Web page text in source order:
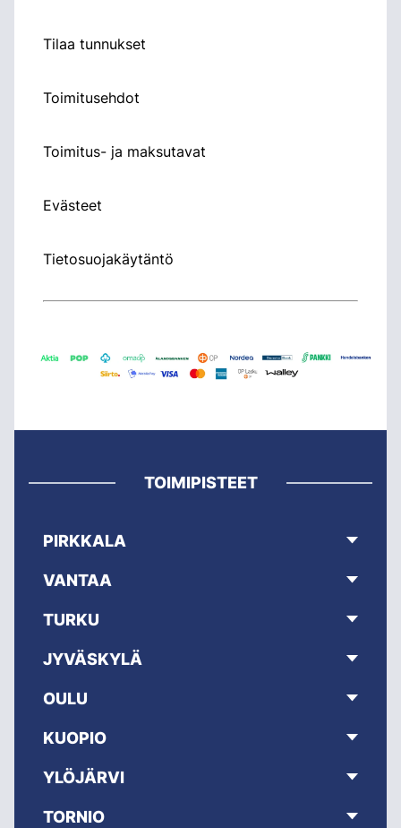
Tilaa tunnukset
Toimitusehdot
Toimitus- ja maksutavat
Evästeet
Tietosuojakäytäntö
TOIMIPISTEET
PIRKKALA
VANTAA
TURKU
JYVÄSKYLÄ
OULU
KUOPIO
YLÖJÄRVI
TORNIO